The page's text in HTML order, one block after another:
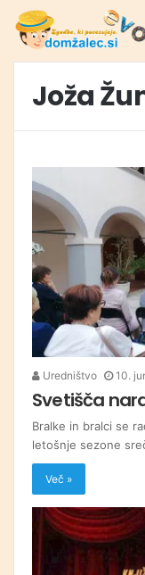
Joža
Uredništvo 10.
Svetišča
Bralke in bralci se
letošnje sezone
Več »